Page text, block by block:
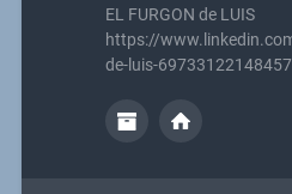
EL FURGON de LUIS
https://
de-luis-